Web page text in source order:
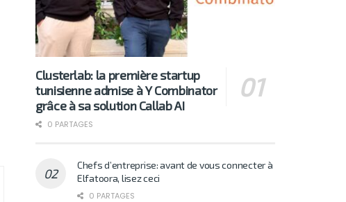
Clusterlab: la première startup
tunisienne admise à Y Combinator
grâce à sa solution Callab AI
0 PARTAGES
Chefs d’entreprise: avant de vous connecter à
Elfatoora, lisez ceci
0 PARTAGES